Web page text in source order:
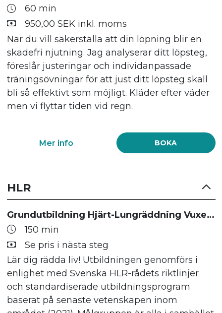
60 min
950,00 SEK inkl. moms
När du vill säkerställa att din löpning blir en
skadefri njutning. Jag analyserar ditt löpsteg,
föreslår justeringar och individanpassade
träningsövningar för att just ditt löpsteg skall
bli så effektivt som möjligt. Kläder efter väder
men vi flyttar tiden vid regn.
BOKA
Mer info
HLR
Grundutbildning Hjärt-Lungräddning Vuxen-Samhälle med hjärtstartare
150 min
Se pris i nästa steg
Lär dig rädda liv! Utbildningen genomförs i
enlighet med Svenska HLR-rådets riktlinjer
och standardiserade utbildningsprogram
baserat på senaste vetenskapen inom